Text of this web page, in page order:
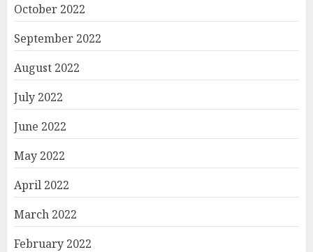
October 2022
September 2022
August 2022
July 2022
June 2022
May 2022
April 2022
March 2022
February 2022